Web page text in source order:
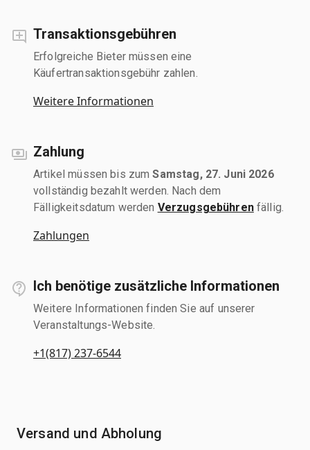
Transaktionsgebühren
Erfolgreiche Bieter müssen eine
Käufertransaktionsgebühr zahlen.
Weitere Informationen
Zahlung
Artikel müssen bis zumSamstag, 27. Juni 2026
vollständig bezahlt werden. Nach dem
Fälligkeitsdatum werden Verzugsgebührenfällig.
Zahlungen
Ich benötige zusätzliche Informationen
Weitere Informationen finden Sie auf unserer
Veranstaltungs-Website.
+1(817) 237-6544
Versand und Abholung